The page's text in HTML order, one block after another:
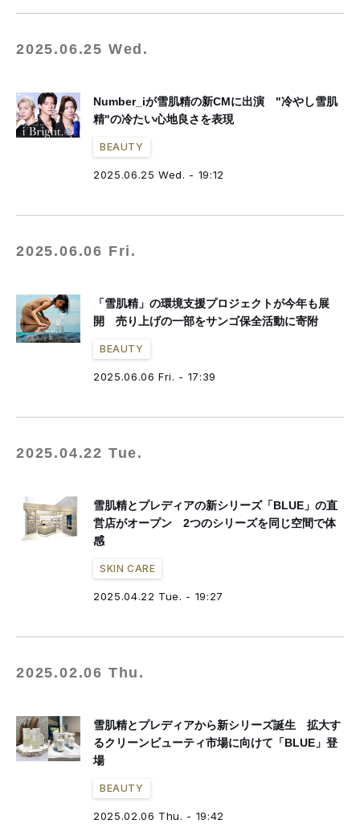
2025.06.25 Wed.
Number_iが雪肌精の新CMに出演 "冷やし雪肌
精"の冷たい心地良さを表現
BEAUTY
2025.06.25 Wed. - 19:12
2025.06.06 Fri.
「雪肌精」の環境支援プロジェクトが今年も展
開 売り上げの一部をサンゴ保全活動に寄附
BEAUTY
2025.06.06 Fri. - 17:39
2025.04.22 Tue.
雪肌精とプレディアの新シリーズ「BLUE」の直
営店がオープン 2つのシリーズを同じ空間で体
感
SKIN CARE
2025.04.22 Tue. - 19:27
2025.02.06 Thu.
雪肌精とプレディアから新シリーズ誕生 拡大す
るクリーンビューティ市場に向けて「BLUE」登
場
BEAUTY
2025.02.06 Thu. - 19:42